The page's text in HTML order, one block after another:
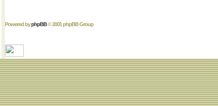
Powered byphpBB© 2001 phpBB Group